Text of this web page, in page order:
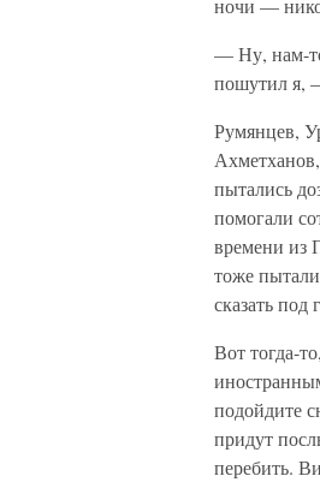
ночи —
— Ну, нам-
пошутил я,
Румянцев,
пытались
помогали
времени из
тоже
сказать
Вот тогда-
подойдите
придут
перебить.